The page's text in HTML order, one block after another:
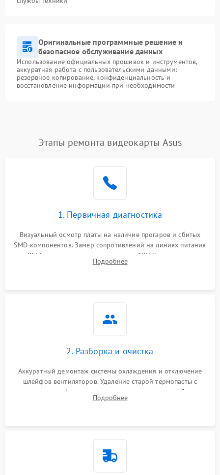
Оригинальные программные решение и
безопасное обслуживание данных
Использование официальных прошивок и инструментов,
аккуратная работа с пользовательскими данными:
резервное копирование, конфиденциальность и
восстановление информации при необходимости
Этапы ремонта видеокарты Asus
1. Первичная диагностика
Визуальный осмотр платы на наличие прогаров и сбитых
SMD-компонентов. Замер сопротивлений на линиях питания
PCI-E и дополнительных разъемах 12V. Проверка на
короткое замыкание основных дросселей питания GPU и
Подробнее
2. Разборка и очистка
Аккуратный демонтаж системы охлаждения и отключение
шлейфов вентиляторов. Удаление старой термопасты с
кристалла графического чипа и термопрокладок с банок
памяти и зоны VRM. Очистка платы от пыли и окислов.
Подробнее